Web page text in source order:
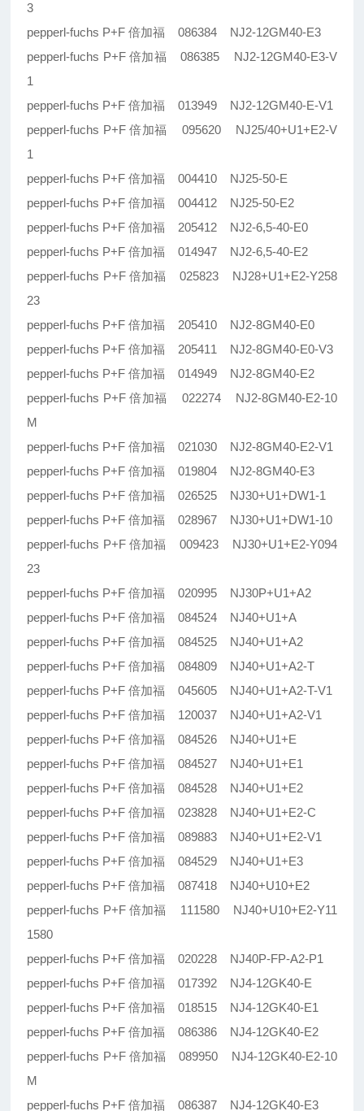
3
pepperl-fuchs P+F 倍加福 086384 NJ2-12GM40-E3
pepperl-fuchs P+F 倍加福 086385 NJ2-12GM40-E3-V
1
pepperl-fuchs P+F 倍加福 013949 NJ2-12GM40-E-V1
pepperl-fuchs P+F 倍加福 095620 NJ25/40+U1+E2-V
1
pepperl-fuchs P+F 倍加福 004410 NJ25-50-E
pepperl-fuchs P+F 倍加福 004412 NJ25-50-E2
pepperl-fuchs P+F 倍加福 205412 NJ2-6,5-40-E0
pepperl-fuchs P+F 倍加福 014947 NJ2-6,5-40-E2
pepperl-fuchs P+F 倍加福 025823 NJ28+U1+E2-Y258
23
pepperl-fuchs P+F 倍加福 205410 NJ2-8GM40-E0
pepperl-fuchs P+F 倍加福 205411 NJ2-8GM40-E0-V3
pepperl-fuchs P+F 倍加福 014949 NJ2-8GM40-E2
pepperl-fuchs P+F 倍加福 022274 NJ2-8GM40-E2-10
M
pepperl-fuchs P+F 倍加福 021030 NJ2-8GM40-E2-V1
pepperl-fuchs P+F 倍加福 019804 NJ2-8GM40-E3
pepperl-fuchs P+F 倍加福 026525 NJ30+U1+DW1-1
pepperl-fuchs P+F 倍加福 028967 NJ30+U1+DW1-10
pepperl-fuchs P+F 倍加福 009423 NJ30+U1+E2-Y094
23
pepperl-fuchs P+F 倍加福 020995 NJ30P+U1+A2
pepperl-fuchs P+F 倍加福 084524 NJ40+U1+A
pepperl-fuchs P+F 倍加福 084525 NJ40+U1+A2
pepperl-fuchs P+F 倍加福 084809 NJ40+U1+A2-T
pepperl-fuchs P+F 倍加福 045605 NJ40+U1+A2-T-V1
pepperl-fuchs P+F 倍加福 120037 NJ40+U1+A2-V1
pepperl-fuchs P+F 倍加福 084526 NJ40+U1+E
pepperl-fuchs P+F 倍加福 084527 NJ40+U1+E1
pepperl-fuchs P+F 倍加福 084528 NJ40+U1+E2
pepperl-fuchs P+F 倍加福 023828 NJ40+U1+E2-C
pepperl-fuchs P+F 倍加福 089883 NJ40+U1+E2-V1
pepperl-fuchs P+F 倍加福 084529 NJ40+U1+E3
pepperl-fuchs P+F 倍加福 087418 NJ40+U10+E2
pepperl-fuchs P+F 倍加福 111580 NJ40+U10+E2-Y11
1580
pepperl-fuchs P+F 倍加福 020228 NJ40P-FP-A2-P1
pepperl-fuchs P+F 倍加福 017392 NJ4-12GK40-E
pepperl-fuchs P+F 倍加福 018515 NJ4-12GK40-E1
pepperl-fuchs P+F 倍加福 086386 NJ4-12GK40-E2
pepperl-fuchs P+F 倍加福 089950 NJ4-12GK40-E2-10
M
pepperl-fuchs P+F 倍加福 086387 NJ4-12GK40-E3